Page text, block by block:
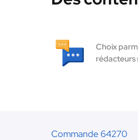
Choix
rédacteurs
Commande 64270